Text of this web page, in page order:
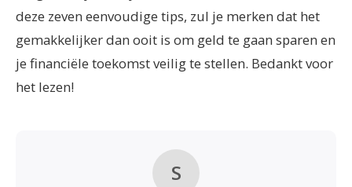
deze zeven eenvoudige tips, zul je merken dat het
gemakkelijker dan ooit is om geld te gaan sparen en
je financiële toekomst veilig te stellen. Bedankt voor
het lezen!
S